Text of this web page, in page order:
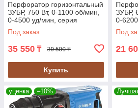
Перфоратор горизонтальный
ЗУБР, 750 Вт, 0-1100 об/мин,
0-4500 уд/мин, серия
"Профессионал" (ЗП-24-750
К)
Под заказ
35 550 ₸ 39 500 ₸
Купить
ЗУБР,
0-
К)
Под
21
уценка –10%